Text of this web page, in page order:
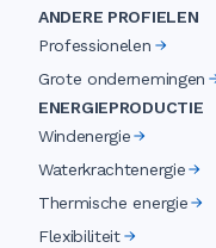
ANDERE PROFIELEN
Professionelen
Grote ondernemingen
ENERGIEPRODUCTIE
Windenergie
Waterkrachtenergie
Thermische energie
Flexibiliteit